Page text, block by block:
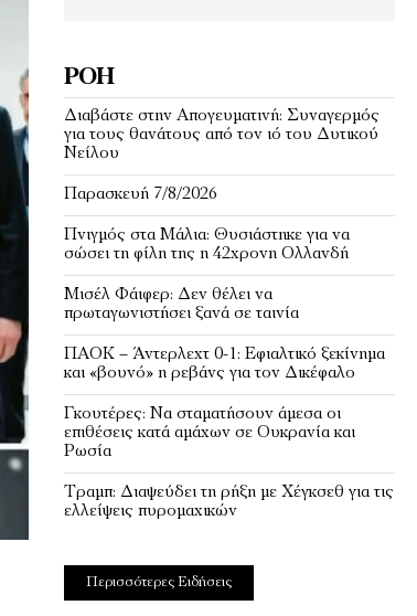
ΡΟΉ
Διαβάστε στην Απογευματινή: Συναγερμός
για τους θανάτους από τον ιό του Δυτικού
Νείλου
Παρασκευή 7/8/2026
Πνιγμός στα Μάλια: Θυσιάστηκε για να
σώσει τη φίλη της η 42χρονη Ολλανδή
Μισέλ Φάιφερ: Δεν θέλει να
πρωταγωνιστήσει ξανά σε ταινία
ΠΑΟΚ – Άντερλεχτ 0-1: Εφιαλτικό ξεκίνημα
και «βουνό» η ρεβάνς για τον Δικέφαλο
Γκουτέρες: Να σταματήσουν άμεσα οι
επιθέσεις κατά αμάχων σε Ουκρανία και
Ρωσία
Τραμπ: Διαψεύδει τη ρήξη με Χέγκσεθ για τις
ελλείψεις πυρομαχικών
Περισσότερες Ειδήσεις